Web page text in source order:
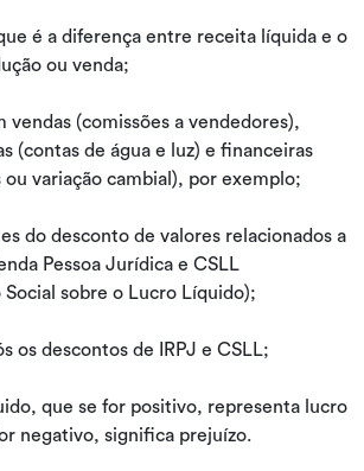
é a diferença entre receita líquida e o
ou venda;
vendas (comissões a vendedores),
(contas de água e luz) e financeiras
variação cambial), por exemplo;
do desconto de valores relacionados a
Pessoa Jurídica e CSLL
sobre o Lucro Líquido);
os descontos de IRPJ e CSLL;
que se for positivo, representa lucro
negativo, significa prejuízo.